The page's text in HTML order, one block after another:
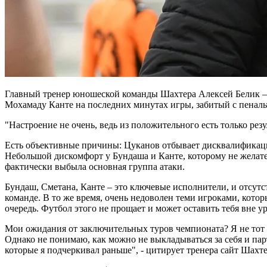
Главный тренер юношеской команды Шахтера Алексей Белик
Мохамаду Канте на последних минутах игры, забитый с
"Настроение не очень, ведь из положительного есть только
Есть объективные причины: Цуканов отбывает
Небольшой дискомфорт у Бундаша и Канте, которому не
фактически выбыла основная группа атаки.
Бундаш, Сметана, Канте – это ключевые исполнители, и
команде. В то же время, очень недоволен теми игроками,
очередь. Футбол этого не прощает и может оставить тебя
Мои ожидания от заключительных туров чемпионата? Я не
Однако не понимаю, как можно не выкладываться за себя и
которые я подчеркивал раньше", - цитирует тренера сайт